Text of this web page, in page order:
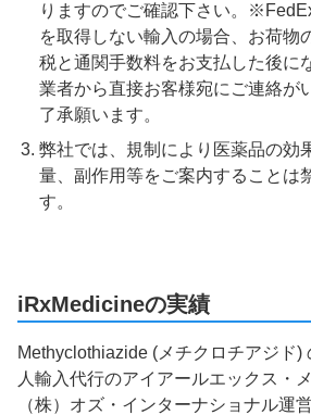
りますのでご確認下さい。
を取得しない輸入の場合、お荷物
税と通関手数料をお支払した後に
業者から直接お客様宛にご連絡が
了承願います。
弊社では、規制により医薬品の効
量、副作用等をご案内することは
す。
iRxMedicineの実績
Methyclothiazide (メチクロチアジド)
人輸入代行のアイアールエックス・
（株）オズ・インターナショナル運